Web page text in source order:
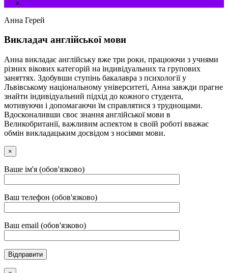
Анна Герей
Викладач англійської мови
Анна викладає англійську вже три роки, працюючи з учнями
різних вікових категорій на індивідуальних та групових
заняттях. Здобувши ступінь бакалавра з психології у
Львівському національному університеті, Анна завжди прагне
знайти індивідуальний підхід до кожного студента,
мотивуючи і допомагаючи їм справлятися з труднощами.
Вдосконаливши своє знання англійської мови в
Великобританії, важливим аспектом в своїй роботі вважає
обмін викладацьким досвідом з носіями мови.
×
Ваше ім'я (обов'язково)
Ваш телефон (обов'язково)
Ваш email (обов'язково)